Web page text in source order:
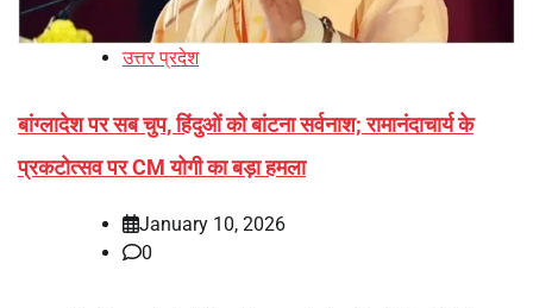
उत्तर प्रदेश
बांग्लादेश पर सब चुप, हिंदुओं को बांटना सर्वनाश; रामानंदाचार्य के
प्रकटोत्सव पर CM योगी का बड़ा हमला
January 10, 2026
0